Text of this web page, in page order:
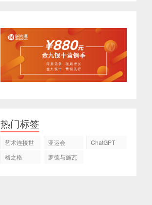
热门标签
艺术连接世
亚运会
ChatGPT
格之格
罗德与施瓦